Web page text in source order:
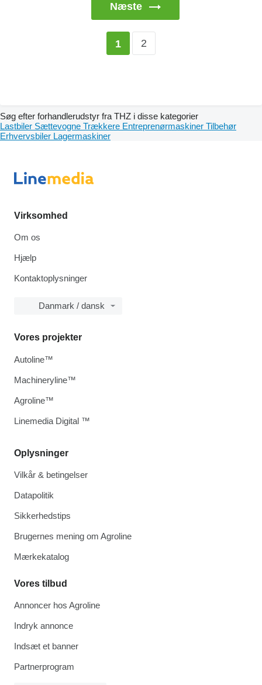
Næste
1 2
Søg efter forhandlerudstyr fra THZ i disse kategorier
Lastbiler Sættevogne Trækkere Entreprenørmaskiner Tilbehør
Erhvervsbiler Lagermaskiner
Virksomhed
Om os
Hjælp
Kontaktoplysninger
Danmark / dansk
Oplysninger
Vilkår & betingelser
Datapolitik
Sikkerhedstips
Brugernes mening om Agroline
Mærkekatalog
Vores tilbud
Annoncer hos Agroline
Indryk annonce
Indsæt et banner
Partnerprogram
Vores projekter
Autoline™
Machineryline™
Agroline™
Linemedia Digital ™